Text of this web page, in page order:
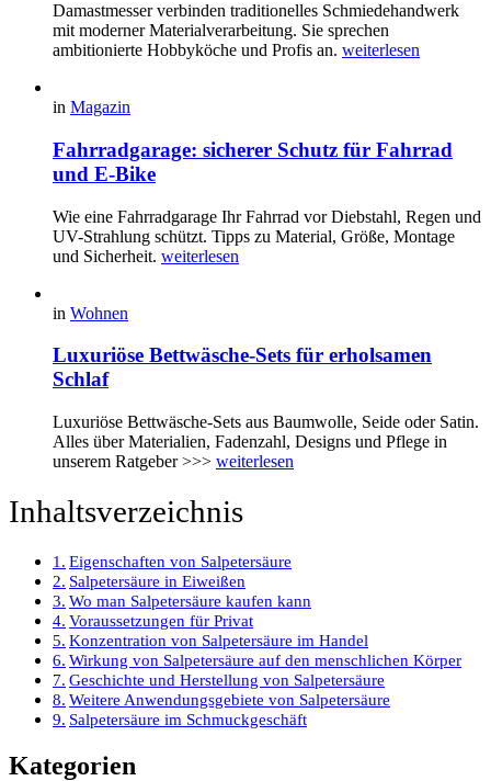
Damastmesser verbinden traditionelles Schmiedehandwerk
mit moderner Materialverarbeitung. Sie sprechen
ambitionierte Hobbyköche und Profis an. weiterlesen
in Magazin
Fahrradgarage: sicherer Schutz für Fahrrad
und E-Bike
Wie eine Fahrradgarage Ihr Fahrrad vor Diebstahl, Regen und
UV-Strahlung schützt. Tipps zu Material, Größe, Montage
und Sicherheit. weiterlesen
in Wohnen
Luxuriöse Bettwäsche-Sets für erholsamen
Schlaf
Luxuriöse Bettwäsche-Sets aus Baumwolle, Seide oder Satin.
Alles über Materialien, Fadenzahl, Designs und Pflege in
unserem Ratgeber >>> weiterlesen
Inhaltsverzeichnis
Eigenschaften von Salpetersäure
Salpetersäure in Eiweißen
Wo man Salpetersäure kaufen kann
Voraussetzungen für Privat
Konzentration von Salpetersäure im Handel
Wirkung von Salpetersäure auf den menschlichen Körper
Geschichte und Herstellung von Salpetersäure
Weitere Anwendungsgebiete von Salpetersäure
Salpetersäure im Schmuckgeschäft
Kategorien